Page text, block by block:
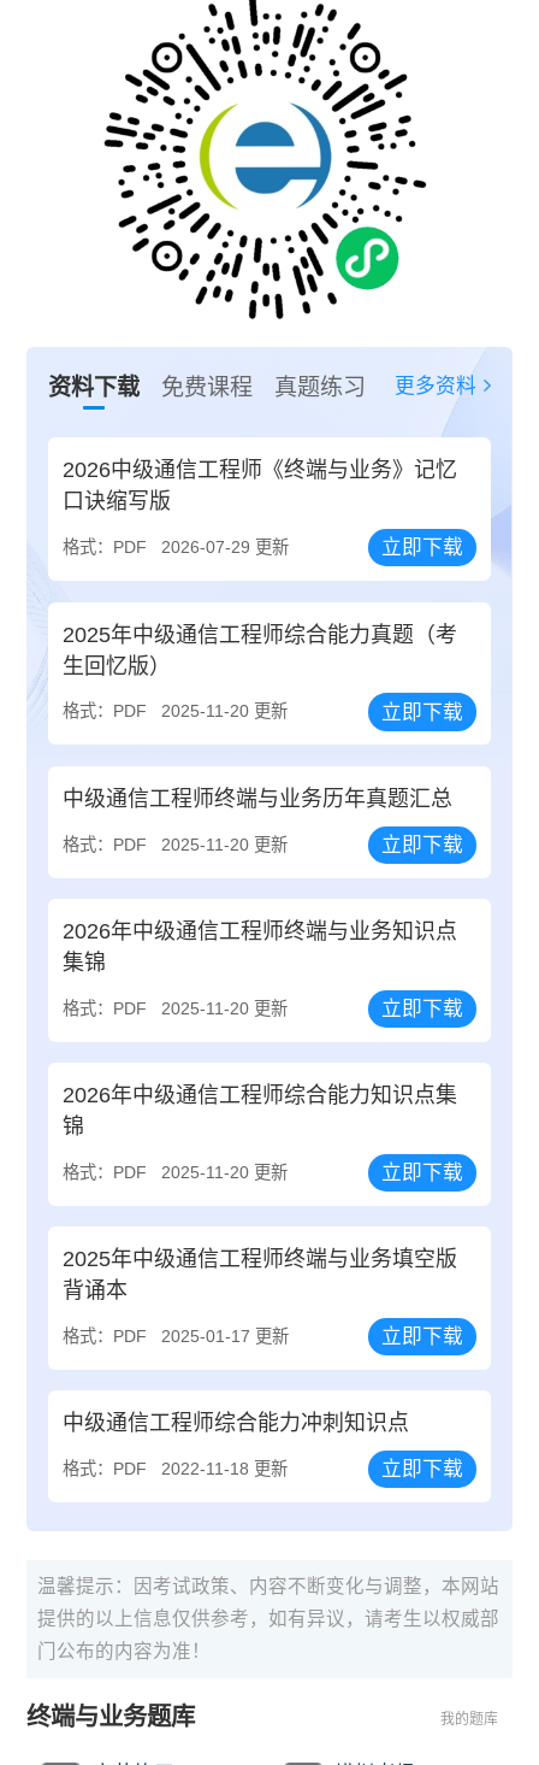
资料下载 免费课程 真题练习 更多资料
2026中级通信工程师《终端与业务》记忆
口诀缩写版
格式：PDF 2026-07-29 更新 立即下载
2025年中级通信工程师综合能力真题（考
生回忆版）
格式：PDF 2025-11-20 更新 立即下载
中级通信工程师终端与业务历年真题汇总
格式：PDF 2025-11-20 更新 立即下载
2026年中级通信工程师终端与业务知识点
集锦
格式：PDF 2025-11-20 更新 立即下载
2026年中级通信工程师综合能力知识点集
锦
格式：PDF 2025-11-20 更新 立即下载
2025年中级通信工程师终端与业务填空版
背诵本
格式：PDF 2025-01-17 更新 立即下载
中级通信工程师综合能力冲刺知识点
格式：PDF 2022-11-18 更新 立即下载
温馨提示：因考试政策、内容不断变化与调整，本网站
提供的以上信息仅供参考，如有异议，请考生以权威部
门公布的内容为准！
终端与业务题库 我的题库